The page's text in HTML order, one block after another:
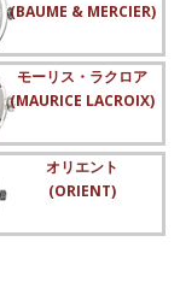
(BAUME & MERCIER)
モーリス・ラクロア
(MAURICE LACROIX)
オリエント
(ORIENT)